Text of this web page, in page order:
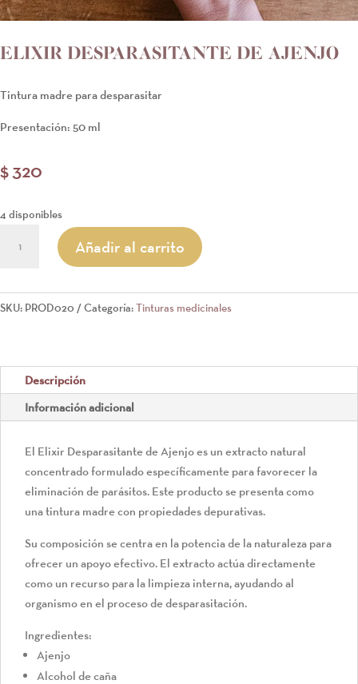
ELIXIR DESPARASITANTE DE AJENJO
Tintura madre para desparasitar
Presentación: 50 ml
$320
4 disponibles
DESPARASITANTE
AJENJO
cantidad
Añadir al carrito
SKU: PROD020 Categoría:Tinturas medicinales
Descripción
Información adicional
El Elixir Desparasitante de Ajenjo es un extracto natural
concentrado formulado específicamente para favorecer la
eliminación de parásitos. Este producto se presenta como
una tintura madre con propiedades depurativas.
Su composición se centra en la potencia de la naturaleza para
ofrecer un apoyo efectivo. El extracto actúa directamente
como un recurso para la limpieza interna, ayudando al
organismo en el proceso de desparasitación.
Ingredientes:
Ajenjo
Alcohol de caña